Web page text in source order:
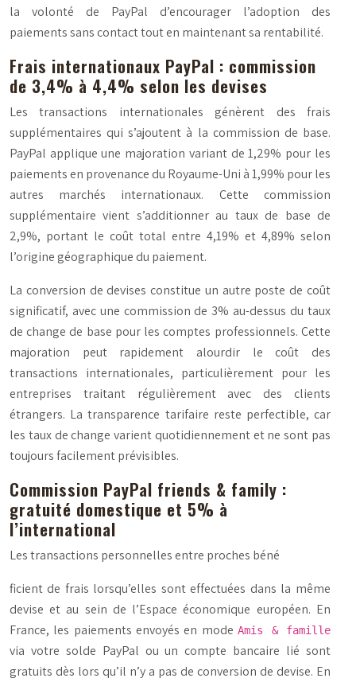
la volonté de PayPal d’encourager l’adoption des
paiements sans contact tout en maintenant sa rentabilité.
Frais internationaux PayPal : commission
de 3,4% à 4,4% selon les devises
Les transactions internationales génèrent des frais
supplémentaires qui s’ajoutent à la commission de base.
PayPal applique une majoration variant de 1,29% pour les
paiements en provenance du Royaume-Uni à 1,99% pour les
autres marchés internationaux. Cette commission
supplémentaire vient s’additionner au taux de base de
2,9%, portant le coût total entre 4,19% et 4,89% selon
l’origine géographique du paiement.
La conversion de devises constitue un autre poste de coût
significatif, avec une commission de 3% au-dessus du taux
de change de base pour les comptes professionnels. Cette
majoration peut rapidement alourdir le coût des
transactions internationales, particulièrement pour les
entreprises traitant régulièrement avec des clients
étrangers. La transparence tarifaire reste perfectible, car
les taux de change varient quotidiennement et ne sont pas
toujours facilement prévisibles.
Commission PayPal friends & family :
gratuité domestique et 5% à
l’international
Les transactions personnelles entre proches béné
ficient de frais lorsqu’elles sont effectuées dans la même
devise et au sein de l’Espace économique européen. En
France, les paiements envoyés en modeAmis & famille
via votre solde PayPal ou un compte bancaire lié sont
gratuits dès lors qu’il n’y a pas de conversion de devise. En